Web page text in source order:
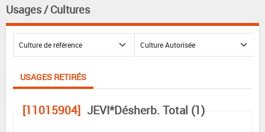
Usages / Cultures
USAGES RETIRÉS
[11015904] JEVI*Désherb. Total (1)